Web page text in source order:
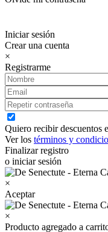
Iniciar sesión
Crear una cuenta
×
Registrarme
Quiero recibir descuentos
Ver los términos y
Finalizar registro
o iniciar sesión
×
Aceptar
×
Producto agregado a